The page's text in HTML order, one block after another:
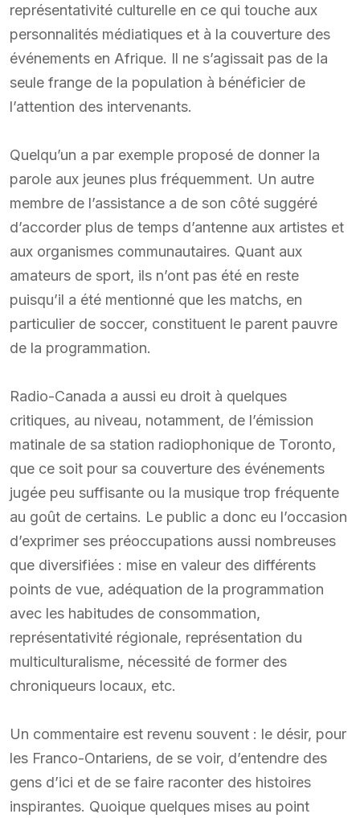
représentativité culturelle en ce qui touche aux
personnalités médiatiques et à la couverture des
événements en Afrique. Il ne s’agissait pas de la
seule frange de la population à bénéficier de
l’attention des intervenants.
Quelqu’un a par exemple proposé de donner la
parole aux jeunes plus fréquemment. Un autre
membre de l’assistance a de son côté suggéré
d’accorder plus de temps d’antenne aux artistes et
aux organismes communautaires. Quant aux
amateurs de sport, ils n’ont pas été en reste
puisqu’il a été mentionné que les matchs, en
particulier de soccer, constituent le parent pauvre
de la programmation.
Radio-Canada a aussi eu droit à quelques
critiques, au niveau, notamment, de l’émission
matinale de sa station radiophonique de Toronto,
que ce soit pour sa couverture des événements
jugée peu suffisante ou la musique trop fréquente
au goût de certains. Le public a donc eu l’occasion
d’exprimer ses préoccupations aussi nombreuses
que diversifiées : mise en valeur des différents
points de vue, adéquation de la programmation
avec les habitudes de consommation,
représentativité régionale, représentation du
multiculturalisme, nécessité de former des
chroniqueurs locaux, etc.
Un commentaire est revenu souvent : le désir, pour
les Franco-Ontariens, de se voir, d’entendre des
gens d’ici et de se faire raconter des histoires
inspirantes. Quoique quelques mises au point